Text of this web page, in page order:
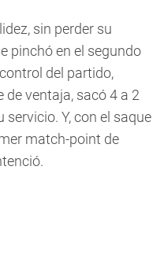
sin perder su
pinchó en el segundo
del partido,
de ventaja, sacó 4 a 2
servicio. Y, con el saque
match-point de